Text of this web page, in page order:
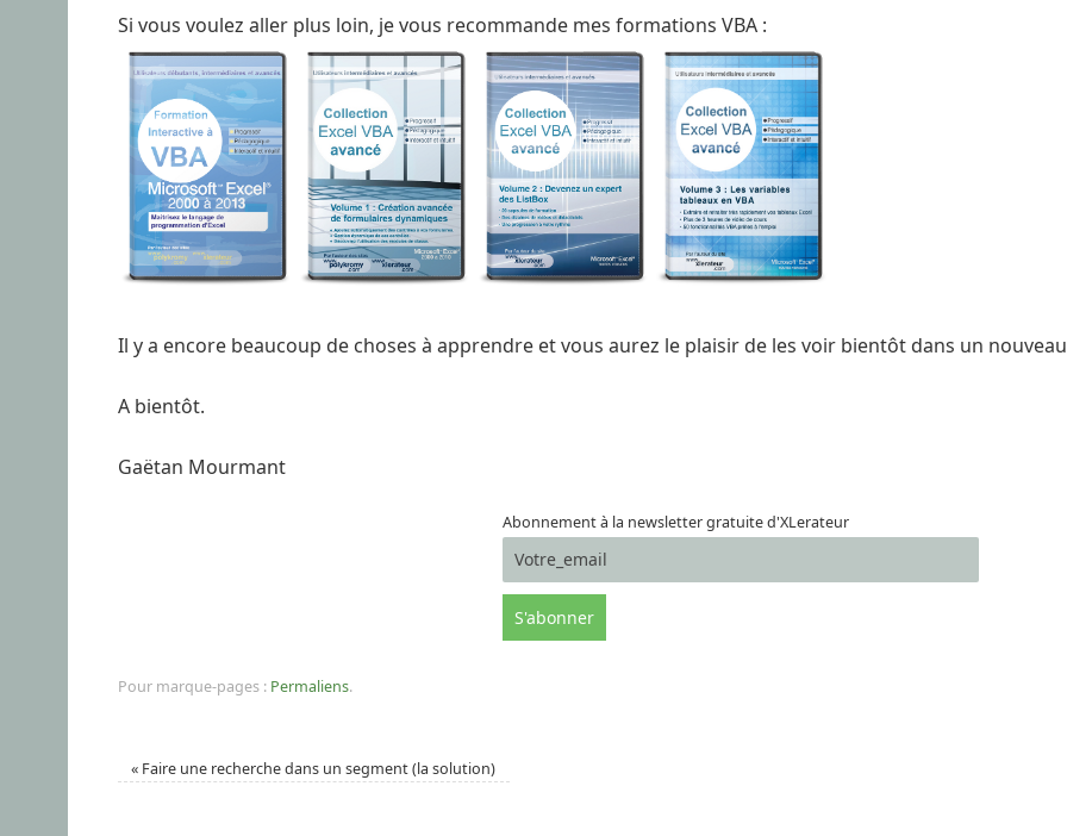
Si vous voulez aller plus loin, je vous recommande mes formations VBA :
Il y a encore beaucoup de choses à apprendre et vous aurez le plaisir de les voir bientôt dans un
A bientôt.
Gaëtan Mourmant
Abonnement à la newsletter gratuite d'XLerateur
Pour marque-pages : Permaliens.
« Faire une recherche dans un segment (la solution)